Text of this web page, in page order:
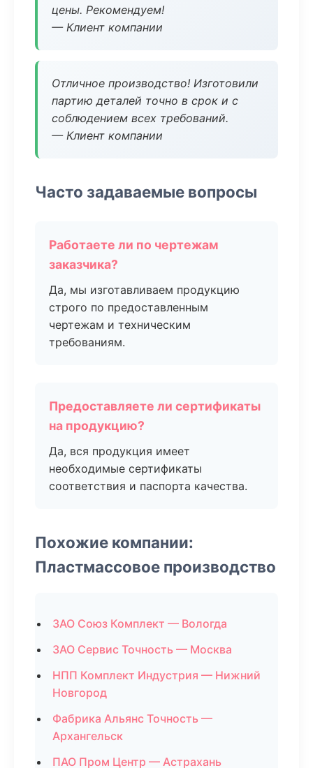
цены. Рекомендуем!
— Клиент компании
Отличное производство! Изготовили
партию деталей точно в срок и с
соблюдением всех требований.
— Клиент компании
Часто задаваемые вопросы
Работаете ли по чертежам
заказчика?
Да, мы изготавливаем продукцию
строго по предоставленным
чертежам и техническим
требованиям.
Предоставляете ли сертификаты
на продукцию?
Да, вся продукция имеет
необходимые сертификаты
соответствия и паспорта качества.
Похожие компании:
Пластмассовое производство
ЗАО Союз Комплект — Вологда
ЗАО Сервис Точность — Москва
НПП Комплект Индустрия — Нижний
Новгород
Фабрика Альянс Точность —
Архангельск
ПАО Пром Центр — Астрахань